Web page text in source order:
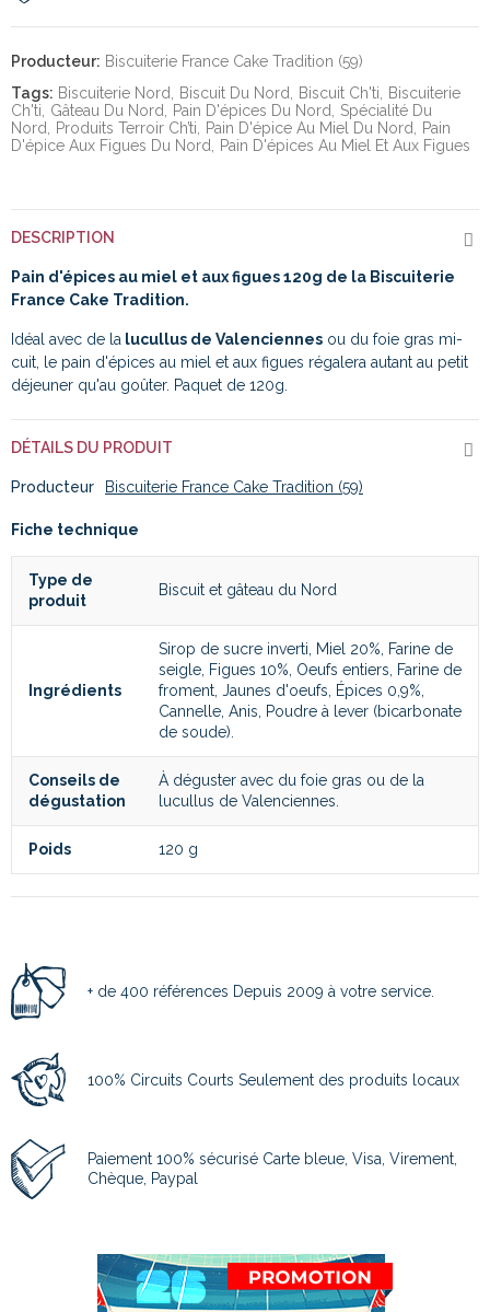
Producteur: Biscuiterie France Cake Tradition (59)
Tags: Biscuiterie Nord Biscuit Du Nord Biscuit Ch'ti
Biscuiterie
Ch'ti
Gâteau Du Nord Pain D'épices Du Nord
Spécialité Du
Nord
Produits Terroir Ch’ti Pain D'épice Au Miel Du Nord
Pain
D'épice Aux Figues Du Nord
Pain D'épices Au Miel Et Aux Figues
DESCRIPTION
Pain d'épices au miel et aux figues 120g de la Biscuiterie
France Cake Tradition.
Idéal avec de la lucullus de Valenciennes ou du foie gras mi-
cuit, le pain d'épices au miel et aux figues régalera autant au petit
déjeuner qu'au goûter. Paquet de 120g.
DÉTAILS DU PRODUIT
Producteur Biscuiterie France Cake Tradition (59)
Fiche technique
Type de
produit
Biscuit et gâteau du Nord
Ingrédients
Sirop de sucre inverti, Miel 20%, Farine de
seigle, Figues 10%, Oeufs entiers, Farine de
froment, Jaunes d'oeufs, Épices 0,9%,
Cannelle, Anis, Poudre à lever (bicarbonate
de soude).
Conseils de
dégustation
À déguster avec du foie gras ou de la
lucullus de Valenciennes.
Poids 120 g
+ de 400 références Depuis 2009 à votre service.
100% Circuits Courts Seulement des produits locaux
Paiement 100% sécurisé Carte bleue, Visa, Virement,
Chèque, Paypal